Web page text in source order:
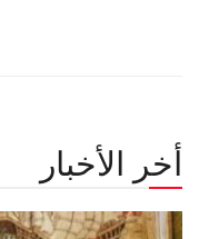
أخر الأخبار